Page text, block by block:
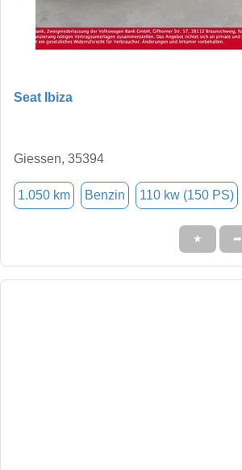
Seat Ibiza
Giessen, 35394
1.050 km Benzin 110 kw (150 PS)
★ ➦